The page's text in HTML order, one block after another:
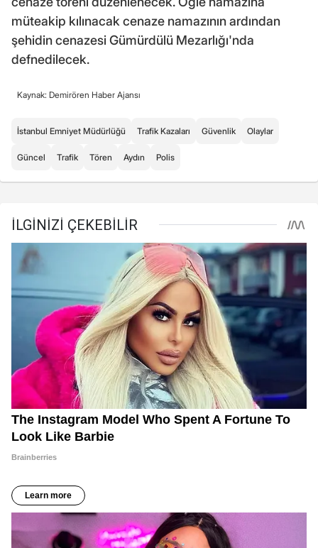
müteakip kılınacak cenaze namazının ardından
şehidin cenazesi Gümürdülü Mezarlığı'nda
defnedilecek.
Kaynak: Demirören Haber Ajansı
İstanbul Emniyet Müdürlüğü Trafik Kazaları Güvenlik Olaylar
Güncel Trafik Tören Aydın Polis